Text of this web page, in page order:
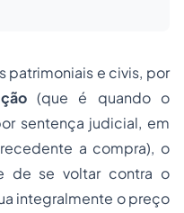
patrimoniais e civis, por
(que é quando o
sentença judicial, em
a compra), o
de se voltar contra o
integralmente o preço